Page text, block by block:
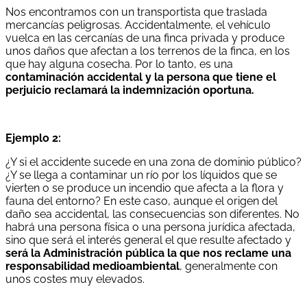
Nos encontramos con un transportista que traslada
mercancías peligrosas. Accidentalmente, el vehículo
vuelca en las cercanías de una finca privada y produce
unos daños que afectan a los terrenos de la finca, en los
que hay alguna cosecha. Por lo tanto, es una
contaminación accidental y la persona que tiene el
perjuicio reclamará la indemnización oportuna.
Ejemplo 2:
¿Y si el accidente sucede en una zona de dominio público?
¿Y se llega a contaminar un río por los líquidos que se
vierten o se produce un incendio que afecta a la flora y
fauna del entorno? En este caso, aunque el origen del
daño sea accidental, las consecuencias son diferentes. No
habrá una persona física o una persona jurídica afectada,
sino que será el interés general el que resulte afectado y
será la Administración pública la que nos reclame una
responsabilidad medioambiental, generalmente con
unos costes muy elevados.